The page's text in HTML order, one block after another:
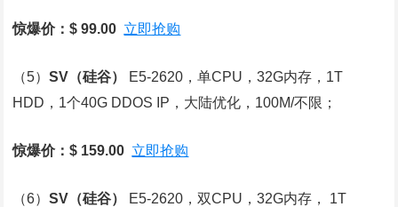
惊爆价：$ 99.00 立即抢购
（5）SV （硅谷）
E5-2620，单CPU，32G内存，1T
HDD，1个40G DDOS IP，大陆优化，100M/不限；
惊爆价：$ 159.00 立即抢购
（6）SV （硅谷）
E5-2620，双CPU，32G内存， 1T